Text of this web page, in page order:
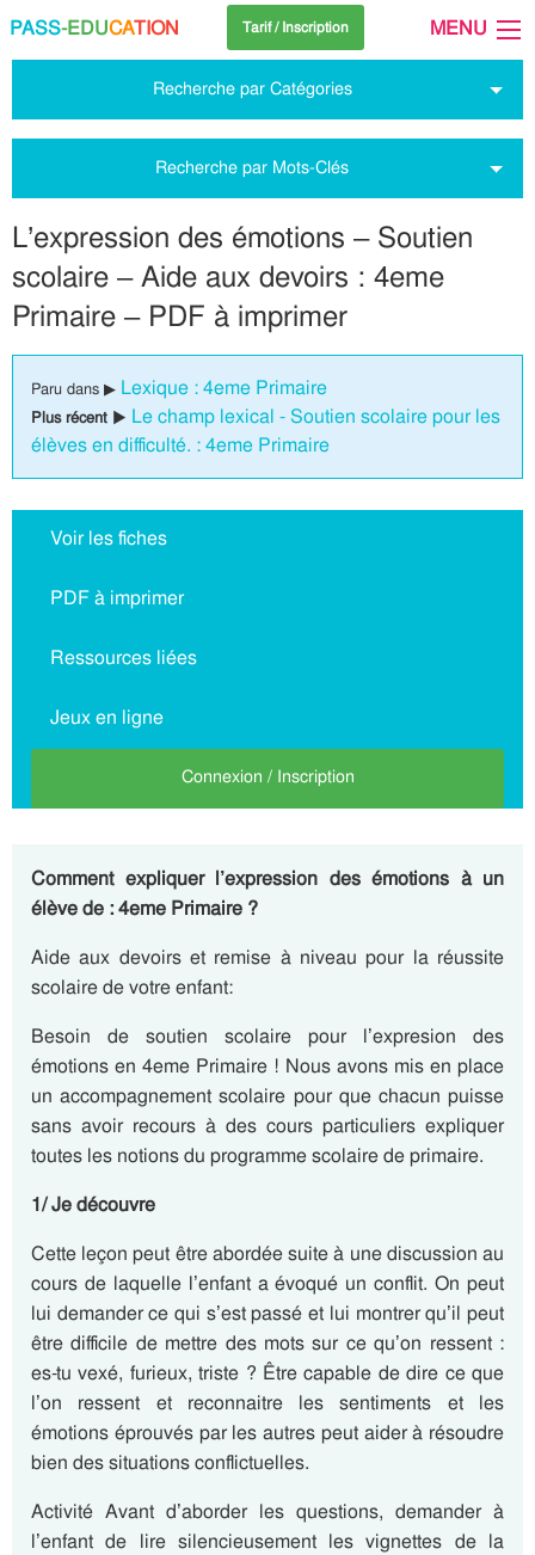
PASS-EDUCATION Tarif / Inscription MENU
Recherche par Catégories
Recherche par Mots-Clés
L’expression des émotions – Soutien
scolaire – Aide aux devoirs : 4eme
Primaire – PDF à imprimer
Paru dans ▶ Lexique : 4eme Primaire
Plus récent ▶ Le champ lexical - Soutien scolaire pour les
élèves en difficulté. : 4eme Primaire
Voir les fiches
PDF à imprimer
Ressources liées
Jeux en ligne
Connexion / Inscription
Comment expliquer l’expression des émotions à un
élève de : 4eme Primaire ?
Aide aux devoirs et remise à niveau pour la réussite
scolaire de votre enfant:
Besoin de soutien scolaire pour l’expresion des
émotions en 4eme Primaire ! Nous avons mis en place
un accompagnement scolaire pour que chacun puisse
sans avoir recours à des cours particuliers expliquer
toutes les notions du programme scolaire de primaire.
1/ Je découvre
Cette leçon peut être abordée suite à une discussion au
cours de laquelle l’enfant a évoqué un conflit. On peut
lui demander ce qui s’est passé et lui montrer qu’il peut
être difficile de mettre des mots sur ce qu’on ressent :
es-tu vexé, furieux, triste ? Être capable de dire ce que
l’on ressent et reconnaitre les sentiments et les
émotions éprouvés par les autres peut aider à résoudre
bien des situations conflictuelles.
Activité Avant d’aborder les questions, demander à
l’enfant de lire silencieusement les vignettes de la